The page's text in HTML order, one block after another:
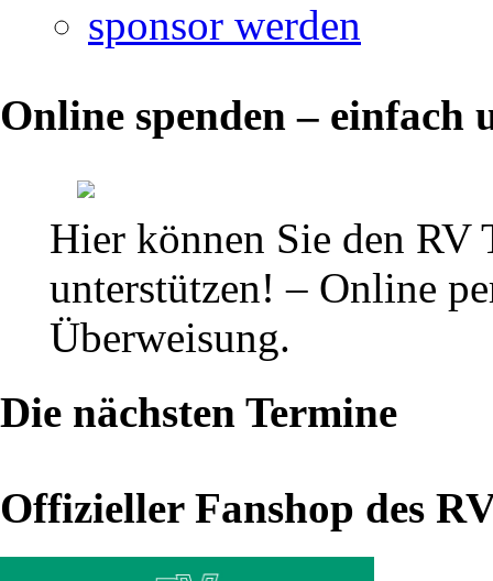
sponsor werden
Online spenden – einfach
Hier können Sie den RV
unterstützen! – Online
Überweisung.
Die nächsten Termine
Offizieller Fanshop des
Vorschau:
Thalheim
RVE
Lugau,
Thalheim
II
AC
Werdau